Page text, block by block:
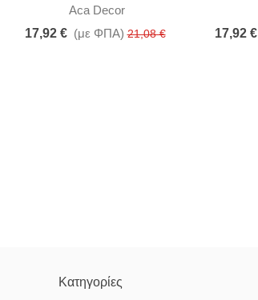
Aca Decor
17,92 € (με ΦΠΑ) 21,08 €
17,92 €
Κατηγορίες